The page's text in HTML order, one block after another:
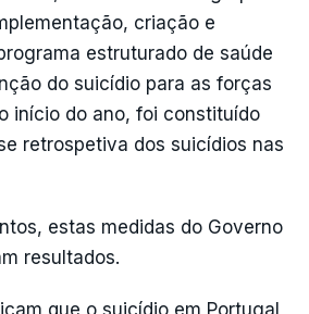
criação e
estruturado de saúde
do suicídio para as forças
início do ano, foi constituído
retrospetiva dos suicídios nas
estas medidas do Governo
resultados.
que o suicídio em Portugal